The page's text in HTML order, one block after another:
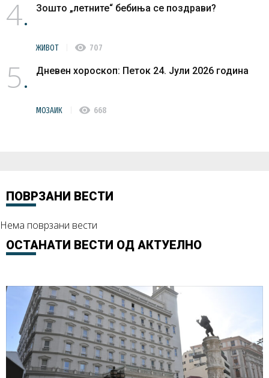
4 Зошто „летните“ бебиња се поздрави?
ЖИВОТ visibility 707
5 Дневен хороскоп: Петок 24. Јули 2026 година
МОЗАИК visibility 668
ПОВРЗАНИ ВЕСТИ
Нема поврзани вести
ОСТАНАТИ ВЕСТИ ОД АКТУЕЛНО